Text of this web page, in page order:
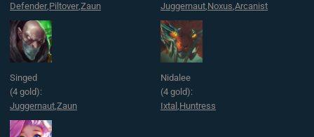
Defender,Piltover,Zaun
Juggernaut,Noxus,Arcanist
Singed
(4 gold):
Juggernaut,Zaun
Nidalee
(4 gold):
Ixtal ,Huntress